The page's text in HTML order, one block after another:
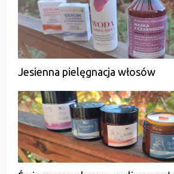
Jesienna pielęgnacja włosów